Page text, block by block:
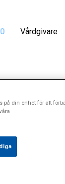
Vårdgivare
på din enhet för att